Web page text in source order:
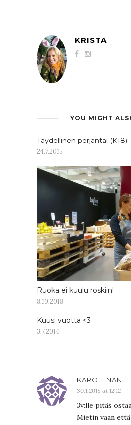
KRISTA
YOU MIGHT
Täydellinen perjantai (K18)
24.7.2015
Ruoka ei kuulu roskiin!
8.10.2018
Kuusi vuotta <3
3.7.2014
KAROLIINAN
30.1.2018 at 12:12
3v:lle pitäs
Mietin vaan